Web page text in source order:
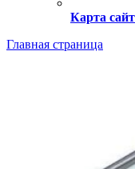
Карта
Главная страница